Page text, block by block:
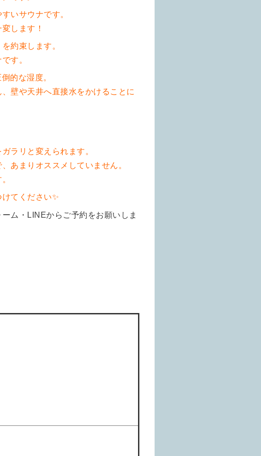
いサウナです。
します！
約束します。
す。
的な湿度。
壁や天井へ直接水をかけることに
ラリと変えられます。
あまりオススメしていません。
てください✨
ム・LINEからご予約をお願いしま